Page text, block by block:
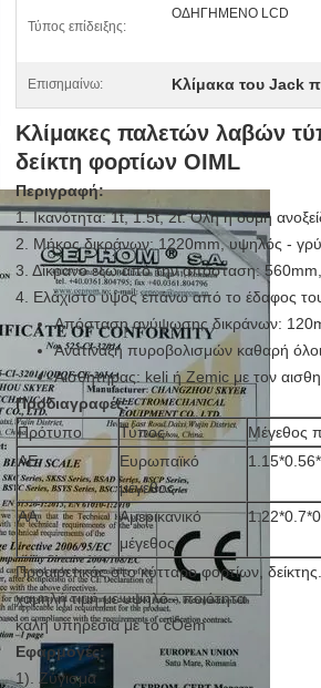
Τύπος επίδειξης:
ΟΔΗΓΗΜΕΝΟ LCD
Επισημαίνω: Κλίμακα του Jack
Κλίμακες παλετών λαβών
δείκτη φορτίων OIML
Περιγραφή:
1. Ικανότητα: 1t, 1.5t, 2t. Όλη η δομή
2. Μήκος δικράνων: 1220mm, υψηλός -
3. Δίκρανο έξω από την απόσταση:
4. Ελάχιστο ύψος επάνω από το έδαφος
Απόσταση ανύψωσης δικράνων:
Ανατίναξη πυροβολισμών καθαρή όλοι
Αισθητήρας: keli ή Zemic με τον
Προδιαγραφές:
Πρότυπο
Τύπος Μέγεθος
AE
Ευρωπαϊκό
μέγεθος
AA
Αμερικανικό
μέγεθος
Προαιρετικός στο κύτταρο φορτίων, δείκτης.
χαμηλή τιμή με υψηλό - ποιότητα
καλή υπηρεσία με το cOem
Εφαρμογές:
1). Ζύγισμα